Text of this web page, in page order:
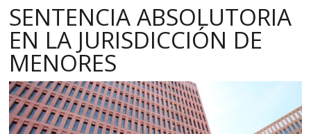
SENTENCIA ABSOLUTORIA
EN LA JURISDICCIÓN DE
MENORES